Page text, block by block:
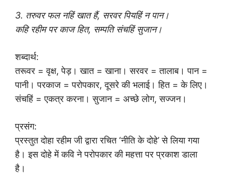
3. तरुवर फल नहिं खात हैं, सरवर पियहिं न पान।
कहि रहीम पर काज हित, सम्पति संचहिं सुजान।
शब्दार्थ:
तरूवर = वृक्ष, पेड़। खात = खाना। सरवर = तालाब। पान =
पानी। परकाज = परोपकार, दूसरे की भलाई। हित = के लिए।
संचहिं = एकत्र करना। सुजान = अच्छे लोग, सज्जन।
प्रसंग:
प्रस्तुत दोहा रहीम जी द्वारा रचित ‘नीति के दोहे’ से लिया गया
है। इस दोहे में कवि ने परोपकार की महत्ता पर प्रकाश डाला
है।